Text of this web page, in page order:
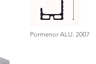
Pormenor ALU. 2007